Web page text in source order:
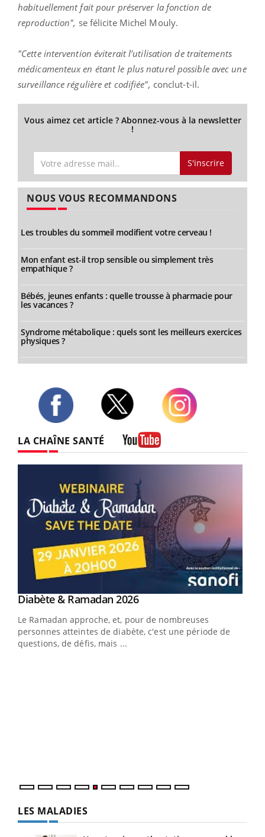
habituellement fait pour préserver la fonction de
reproduction", se félicite Michel Mouly.
"Cette intervention éviterait l’utilisation de traitements
médicamenteux en étant le plus naturel possible avec une
surveillance régulière et codifiée", conclut-t-il.
Vous aimez cet article ? Abonnez-vous à la newsletter
!
S'inscrire
NOUS VOUS RECOMMANDONS
Les troubles du sommeil modifient votre cerveau !
Mon enfant est-il trop sensible ou simplement très
empathique ?
Bébés, jeunes enfants : quelle trousse à pharmacie pour
les vacances ?
Syndrome métabolique : quels sont les meilleurs exercices
physiques ?